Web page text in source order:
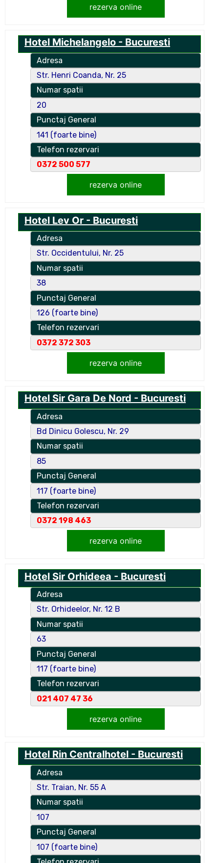
rezerva online
Hotel Michelangelo - Bucuresti
Adresa
Str. Henri Coanda, Nr. 25
Numar spatii
20
Punctaj General
141 (foarte bine)
Telefon rezervari
0372 500 577
rezerva online
Hotel Lev Or - Bucuresti
Adresa
Str. Occidentului, Nr. 25
Numar spatii
38
Punctaj General
126 (foarte bine)
Telefon rezervari
0372 372 303
rezerva online
Hotel Sir Gara De Nord - Bucuresti
Adresa
Bd Dinicu Golescu, Nr. 29
Numar spatii
85
Punctaj General
117 (foarte bine)
Telefon rezervari
0372 198 463
rezerva online
Hotel Sir Orhideea - Bucuresti
Adresa
Str. Orhideelor, Nr. 12 B
Numar spatii
63
Punctaj General
117 (foarte bine)
Telefon rezervari
021 407 47 36
rezerva online
Hotel Rin Centralhotel - Bucuresti
Adresa
Str. Traian, Nr. 55 A
Numar spatii
107
Punctaj General
107 (foarte bine)